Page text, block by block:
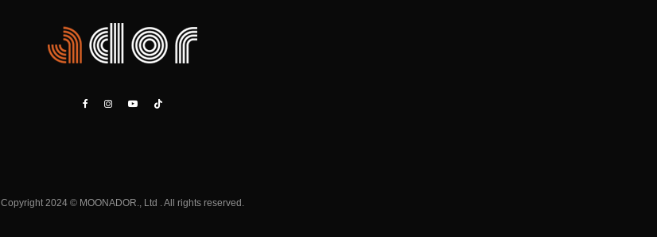
Copyright 2024 © MOONADOR., Ltd . All rights reserved.